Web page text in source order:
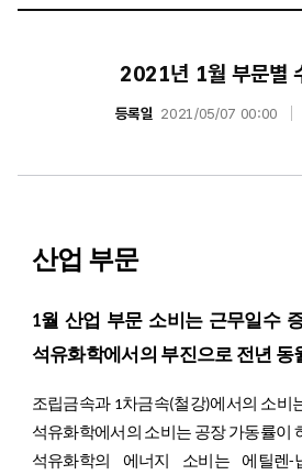
2021년 1월 부문별
등록일 2021/05/07 00:00
산업 부문
1월 산업 부문 소비는 근무일수
석유화학에서의 부진으로 전년 동
조립금속과 1차금속(철강)에서의 소비
석유화학에서의 소비는 공장 가동률이
석유화학의 에너지 소비는 에틸렌-